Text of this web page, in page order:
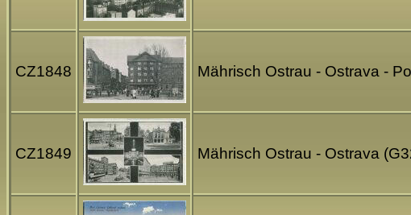
CZ1848 Mährisch Ostrau - Ostrava -
CZ1849 Mährisch Ostrau - Ostrava